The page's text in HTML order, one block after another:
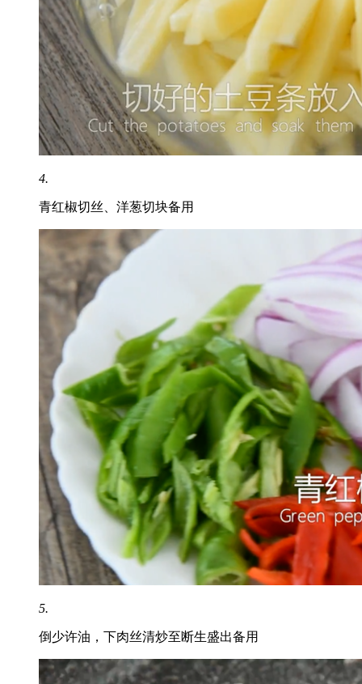
4.
青红椒切丝、洋葱切块备用
5.
倒少许油，下肉丝清炒至断生盛出备用